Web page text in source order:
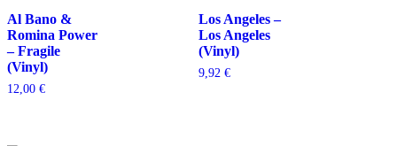
Al Bano &
Romina Power
– Fragile
(Vinyl)
12,00 €
Los Angeles –
Los Angeles
(Vinyl)
9,92 €